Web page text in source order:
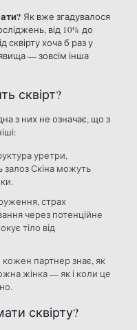
Як вже згадувалося
від 10% до
сквірту хоча б раз у
— зовсім інша
сквірт?
з них не означає, що з
уретри,
залоз Скіна можуть
страх
через потенційне
тіло від
кожен партнер знає, як
жінка — як і коли це
сквірту?